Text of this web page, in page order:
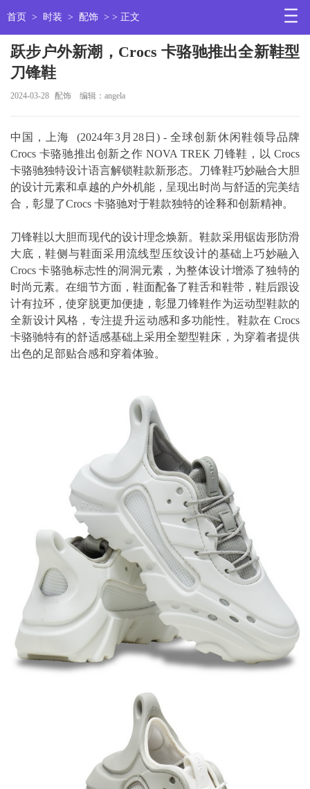
首页 > 时装 > 配饰 > > 正文
跃步户外新潮，Crocs 卡骆驰推出全新鞋型
刀锋鞋
2024-03-28 配饰 编辑：angela
中国，上海 (2024年3月28日) - 全球创新休闲鞋领导品牌
Crocs 卡骆驰推出创新之作 NOVA TREK 刀锋鞋，以 Crocs
卡骆驰独特设计语言解锁鞋款新形态。刀锋鞋巧妙融合大胆
的设计元素和卓越的户外机能，呈现出时尚与舒适的完美结
合，彰显了Crocs 卡骆驰对于鞋款独特的诠释和创新精神。
刀锋鞋以大胆而现代的设计理念焕新。鞋款采用锯齿形防滑
大底，鞋侧与鞋面采用流线型压纹设计的基础上巧妙融入
Crocs 卡骆驰标志性的洞洞元素，为整体设计增添了独特的
时尚元素。在细节方面，鞋面配备了鞋舌和鞋带，鞋后跟设
计有拉环，使穿脱更加便捷，彰显刀锋鞋作为运动型鞋款的
全新设计风格，专注提升运动感和多功能性。鞋款在 Crocs
卡骆驰特有的舒适感基础上采用全塑型鞋床，为穿着者提供
出色的足部贴合感和穿着体验。